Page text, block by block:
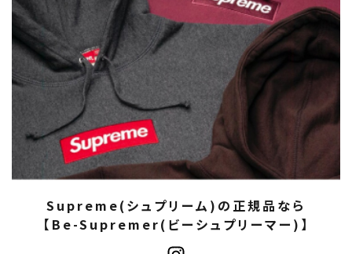
Supreme(シュプリーム)の正規品なら
【Be-Supremer(ビーシュプリーマー)】